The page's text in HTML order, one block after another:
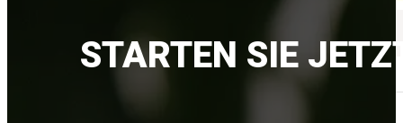
STARTEN SIE